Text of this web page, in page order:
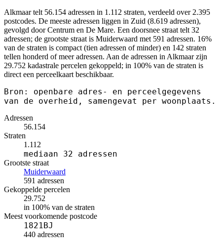
Alkmaar telt 56.154 adressen in 1.112 straten, verdeeld over 2.395
postcodes. De meeste adressen liggen in Zuid (8.619 adressen),
gevolgd door Centrum en De Mare. Een doorsnee straat telt 32
adressen; de grootste straat is Muiderwaard met 591 adressen. 16%
van de straten is compact (tien adressen of minder) en 142 straten
tellen honderd of meer adressen. Aan de adressen in Alkmaar zijn
29.752 kadastrale percelen gekoppeld; in 100% van de straten is
direct een perceelkaart beschikbaar.
Bron: openbare adres- en perceelgegevens
van de overheid, samengevat per woonplaats.
Adressen
56.154
Straten
1.112
mediaan 32 adressen
Grootste straat
Muiderwaard
591 adressen
Gekoppelde percelen
29.752
in 100% van de straten
Meest voorkomende postcode
1821BJ
440 adressen